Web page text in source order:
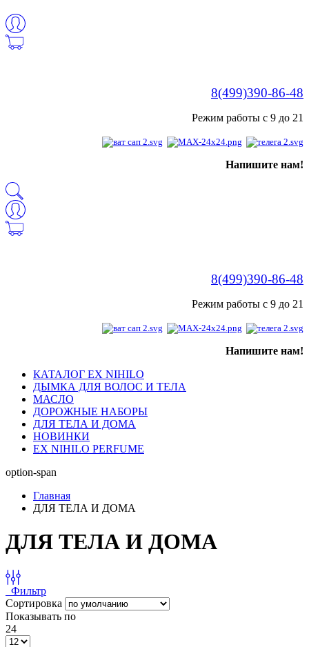
8(499)390-86-48
Режим работы с 9 до 21
Напишите нам!
8(499)390-86-48
Режим работы с 9 до 21
Напишите нам!
КАТАЛОГ EX NIHILO
ДЫМКА ДЛЯ ВОЛОС И ТЕЛА
МАСЛО
ДОРОЖНЫЕ НАБОРЫ
ДЛЯ ТЕЛА И ДОМА
НОВИНКИ
EX NIHILO PERFUME
option-span
Главная
ДЛЯ ТЕЛА И ДОМА
ДЛЯ ТЕЛА И ДОМА
Фильтр
Сортировка
Показывать по
24